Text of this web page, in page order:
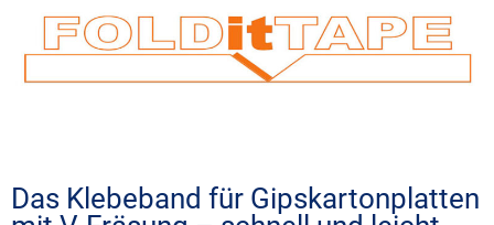
Das Klebeband für Gipskartonplatten